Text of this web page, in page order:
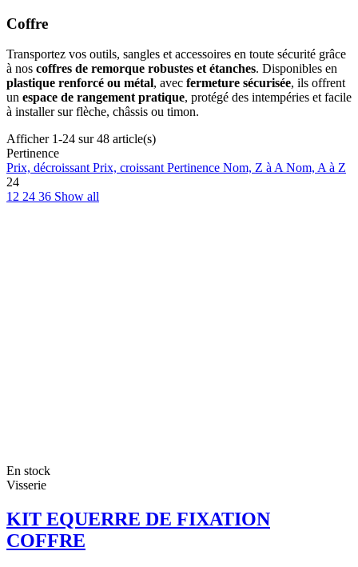
Coffre
Transportez vos outils, sangles et accessoires en toute sécurité grâce
à nos coffres de remorque robustes et étanches
plastique renforcé ou métal, avec fermeture sécurisée, ils offrent
un espace de rangement pratique, protégé des intempéries et facile
à installer sur flèche, châssis ou timon.
Afficher 1-24 sur 48 article(s)
Pertinence
Prix, décroissantPrix, croissantPertinence Nom, Z à ANom, A à Z
24
12 24 36 Show all
En stock
Visserie
KIT EQUERRE DE FIXATION
COFFRE